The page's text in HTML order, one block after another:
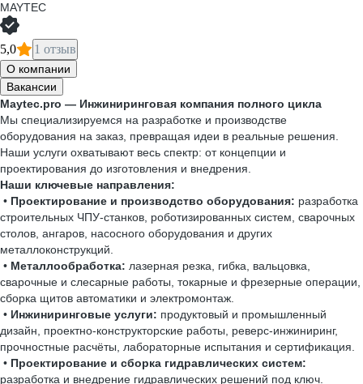
MAYTEC
5,0 1 отзыв
О компании
Вакансии
Maytec.pro — Инжиниринговая компания полного цикла
Мы специализируемся на разработке и производстве
оборудования на заказ, превращая идеи в реальные решения.
Наши услуги охватывают весь спектр: от концепции и
проектирования до изготовления и внедрения.
Наши ключевые направления:
• Проектирование и производство оборудования: разработка
строительных ЧПУ-станков, роботизированных систем, сварочных
столов, ангаров, насосного оборудования и других
металлоконструкций.
• Металлообработка: лазерная резка, гибка, вальцовка,
сварочные и слесарные работы, токарные и фрезерные операции,
сборка щитов автоматики и электромонтаж.
• Инжиниринговые услуги: продуктовый и промышленный
дизайн, проектно-конструкторские работы, реверс-инжиниринг,
прочностные расчёты, лабораторные испытания и сертификация.
• Проектирование и сборка гидравлических систем:
разработка и внедрение гидравлических решений под ключ.